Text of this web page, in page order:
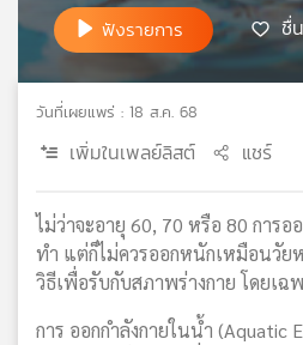
แผนที่
วิทยุ
เครือ
ข่าย
ฟังรายการ ชื่
วันที่เผยแพร่ : 18 ส.ค. 68
เพิ่มในเพลย์ลิสต์ แชร์
ไม่ว่าจะอายุ 60, 70 หรือ 80 การอ
ทำ แต่ก็ไม่ควรออกหนักเหมือนวัย
วิธีเพื่อรับกับสภาพร่างกาย โดยเฉ
การ ออกกำลังกายในน้ำ (Aquatic